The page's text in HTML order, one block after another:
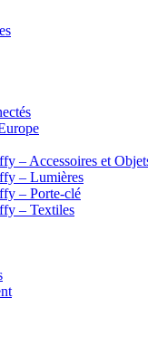
– Accessoires et
– Lumières
– Porte-clé
– Textiles